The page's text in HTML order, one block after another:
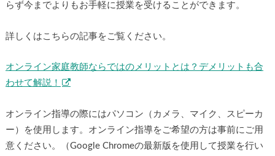
らず今までよりもお手軽に授業を受けることができます。
詳しくはこちらの記事をご覧ください。
オンライン家庭教師ならではのメリットとは？デメリットも合
わせて解説！
オンライン指導の際にはパソコン（カメラ、マイク、スピーカ
ー）を使用します。オンライン指導をご希望の方は事前にご用
意ください。（Google Chromeの最新版を使用して授業を行い